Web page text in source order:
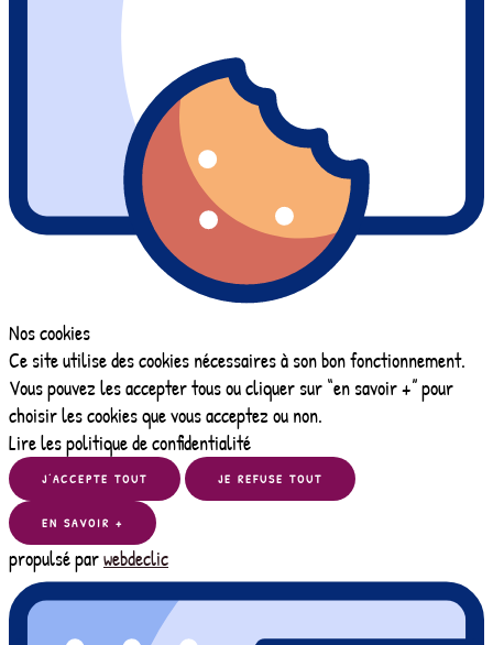
Nos cookies
Ce site utilise des cookies nécessaires à son bon fonctionnement.
Vous pouvez les accepter tous ou cliquer sur “en savoir +” pour
choisir les cookies que vous acceptez ou non.
Lire les politique de confidentialité
J’ACCEPTE TOUT JE REFUSE TOUT
EN SAVOIR +
propulsé parwebdeclic